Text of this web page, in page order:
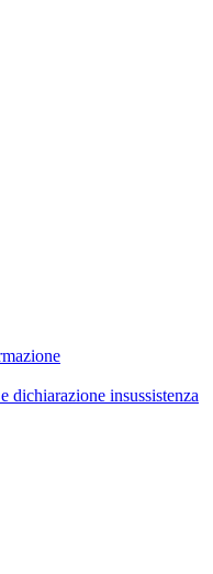
dichiarazione insussistenza